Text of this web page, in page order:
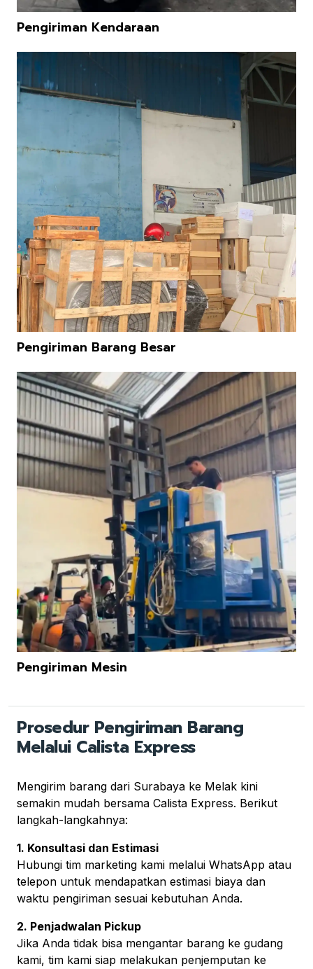
Pengiriman Kendaraan
Pengiriman Barang Besar
Pengiriman Mesin
Prosedur Pengiriman Barang
Melalui Calista Express
Mengirim barang dari Surabaya ke Melak kini
semakin mudah bersama Calista Express. Berikut
langkah-langkahnya:
1. Konsultasi dan Estimasi
Hubungi tim marketing kami melalui WhatsApp atau
telepon untuk mendapatkan estimasi biaya dan
waktu pengiriman sesuai kebutuhan Anda.
2. Penjadwalan Pickup
Jika Anda tidak bisa mengantar barang ke gudang
kami, tim kami siap melakukan penjemputan ke